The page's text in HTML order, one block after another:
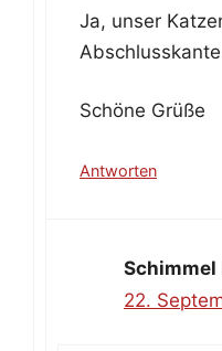
Ja, unser
Schöne Grüße
Antworten
Schimmel
22.